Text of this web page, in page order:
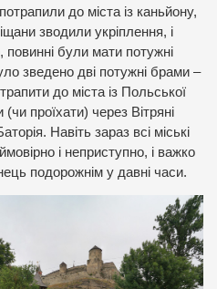
до міста із каньйону,
зводили укріплення, і
були мати потужні
зведено дві потужні брами –
до міста із Польської
проїхати) через Вітряні
Навіть зараз всі міські
і неприступно, і важко
подорожнім у давні часи.